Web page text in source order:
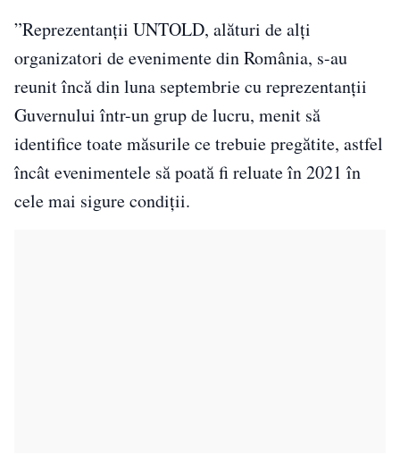
”Reprezentanții UNTOLD, alături de alți
organizatori de evenimente din România, s-au
reunit încă din luna septembrie cu reprezentanții
Guvernului într-un grup de lucru, menit să
identifice toate măsurile ce trebuie pregătite, astfel
încât evenimentele să poată fi reluate în 2021 în
cele mai sigure condiții.